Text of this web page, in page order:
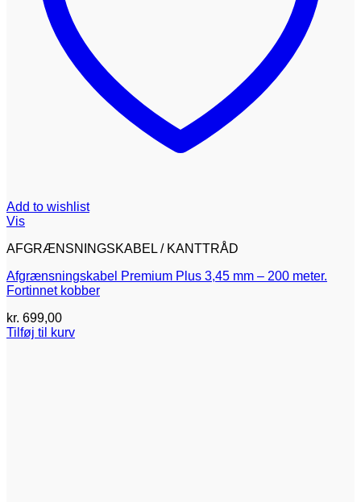
Add to wishlist
Vis
AFGRÆNSNINGSKABEL / KANTTRÅD
Afgrænsningskabel Premium Plus 3,45 mm – 200 meter.
Fortinnet kobber
kr. 699,00
Tilføj til kurv